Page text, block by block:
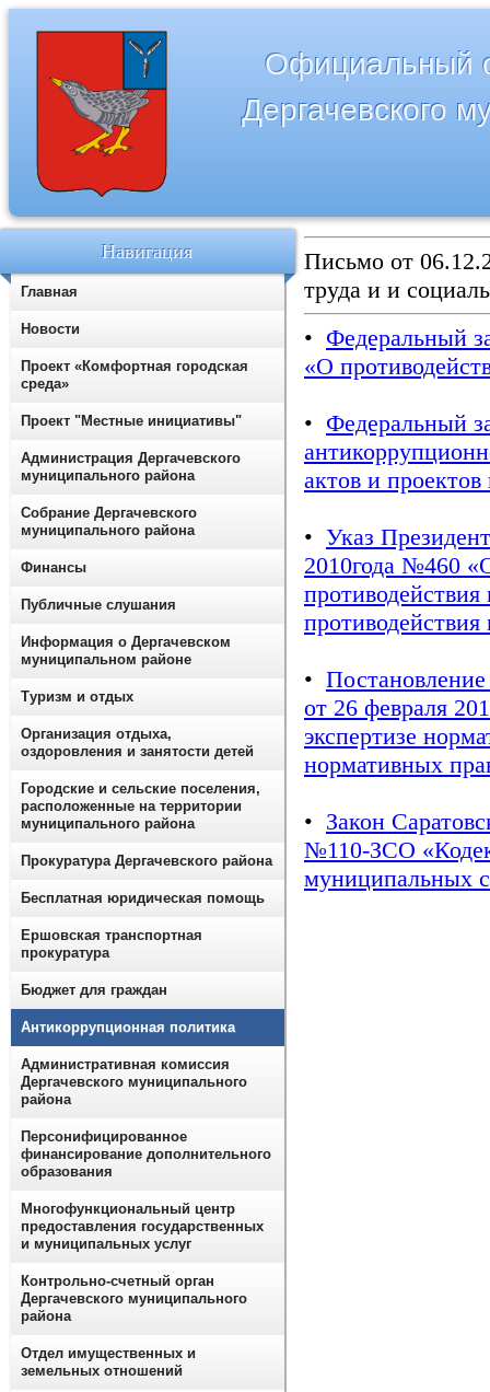
Официальный
Дергачевского
Письмо от
труда и и
• Федеральный
«О
• Федеральный
актов и
• Указ
2010года №460
•
от 26 февраля
экспертизе
нормативных
• Закон
№110-ЗСО
муниципальных
Навигация
Главная
Новости
Проект «Комфортная городская
среда»
Проект "Местные инициативы"
Администрация Дергачевского
муниципального района
Собрание Дергачевского
муниципального района
Финансы
Публичные слушания
Информация о Дергачевском
муниципальном районе
Туризм и отдых
Организация отдыха,
оздоровления и занятости детей
Городские и сельские поселения,
расположенные на территории
муниципального района
Прокуратура Дергачевского района
Бесплатная юридическая помощь
Ершовская транспортная
прокуратура
Бюджет для граждан
Антикоррупционная политика
Административная комиссия
Дергачевского муниципального
района
Персонифицированное
финансирование дополнительного
образования
Многофункциональный центр
предоставления государственных
и муниципальных услуг
Контрольно-счетный орган
Дергачевского муниципального
района
Отдел имущественных и
земельных отношений